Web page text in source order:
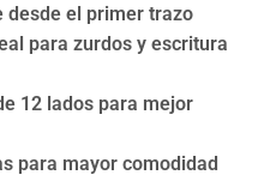
desde el primer trazo
para zurdos y escritura
12 lados para mejor
para mayor comodidad